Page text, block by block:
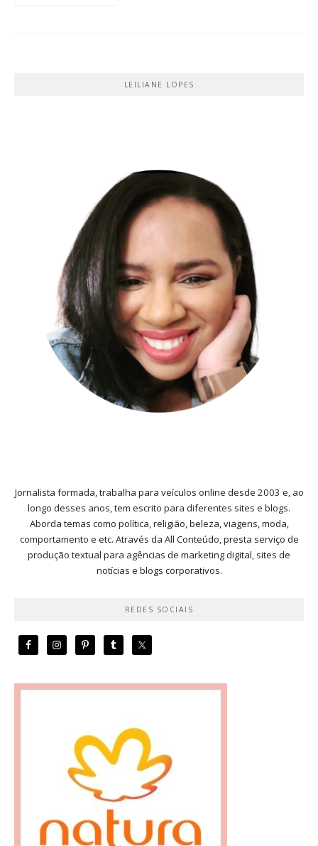
LEILIANE LOPES
Jornalista formada, trabalha para veículos online desde 2003 e, ao
longo desses anos, tem escrito para diferentes sites e blogs.
Aborda temas como política, religião, beleza, viagens, moda,
comportamento e etc. Através da All Conteúdo, presta serviço de
produção textual para agências de marketing digital, sites de
notícias e blogs corporativos.
REDES SOCIAIS